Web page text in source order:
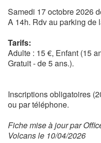
Samedi 17 octobre 2026
A 14h. Rdv au parking de
Tarifs:
Adulte : 15 €, Enfant (15
Gratuit - de 5 ans.).
Inscriptions obligatoires
ou par téléphone.
Fiche mise à jour par
Volcans le 10/04/2026